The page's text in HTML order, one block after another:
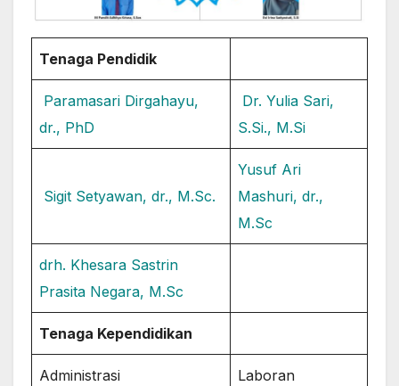
Tenaga Pendidik
Paramasari Dirgahayu,
dr., PhD
Dr. Yulia Sari,
S.Si., M.Si
Sigit Setyawan, dr., M.Sc.
Yusuf Ari
Mashuri, dr.,
M.Sc
drh. Khesara Sastrin
Prasita Negara, M.Sc
Tenaga Kependidikan
Administrasi Laboran